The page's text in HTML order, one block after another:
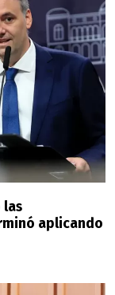
las
aplicando